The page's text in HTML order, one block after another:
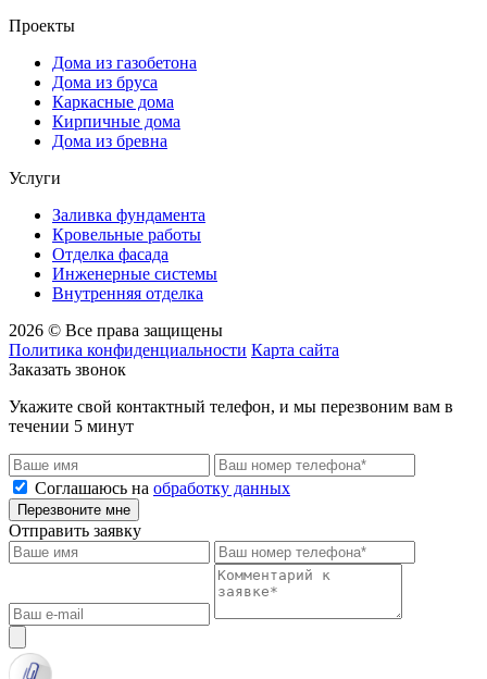
Проекты
Дома из газобетона
Дома из бруса
Каркасные дома
Кирпичные дома
Дома из бревна
Услуги
Заливка фундамента
Кровельные работы
Отделка фасада
Инженерные системы
Внутренняя отделка
2026 © Все права защищены
Политика конфиденциальности Карта сайта
Заказать звонок
Укажите свой контактный телефон, и мы перезвоним вам в
течении 5 минут
Соглашаюсь на обработку данных
Перезвоните мне
Отправить заявку